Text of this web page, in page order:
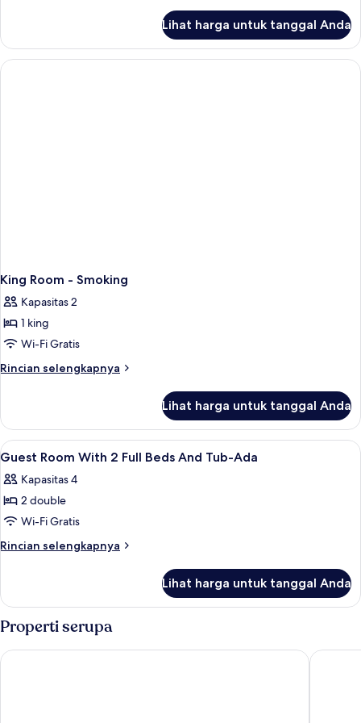
Accessible
Tub-
Non-
King
Room
With
Lihat harga untuk tanggal Anda
King Room - Smoking
Kapasitas 2
1 king
Wi-Fi Gratis
Rincian selengkapnya
Rincian
King
Room
-
Lihat harga untuk tanggal Anda
Lihat
semua
foto
untuk
Guest
Room
Full
And
Tub-
4
Guest Room With 2 Full Beds And Tub-Ada
Kapasitas 4
2 double
Wi-Fi Gratis
Rincian selengkapnya
Rincian
Guest
Room
With
Full
Lihat harga untuk tanggal Anda
Properti serupa
Super 8 by Wyndham Bremerton